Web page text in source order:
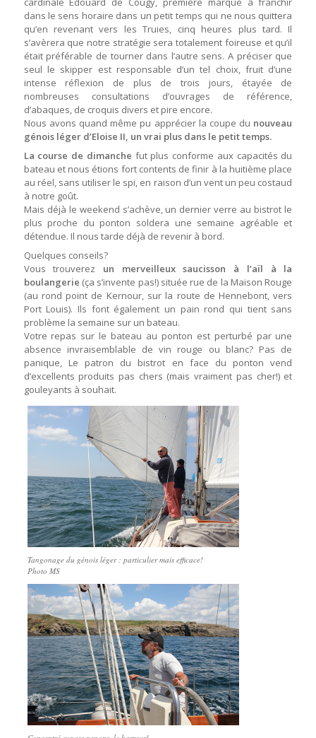
dans le sens horaire dans un petit temps qui ne nous quittera
qu’en revenant vers les Truies, cinq heures plus tard. Il
s’avèrera que notre stratégie sera totalement foireuse et qu’il
était préférable de tourner dans l’autre sens. A préciser que
seul le skipper est responsable d’un tel choix, fruit d’une
intense réflexion de plus de trois jours, étayée de
nombreuses consultations d’ouvrages de référence,
d’abaques, de croquis divers et pire encore.
Nous avons quand même pu apprécier la coupe du nouveau
génois léger d’Eloise II, un vrai plus dans le petit temps.
La course de dimanche fut plus conforme aux capacités du
bateau et nous étions fort contents de finir à la huitième place
au réel, sans utiliser le spi, en raison d’un vent un peu costaud
à notre goût.
Mais déjà le weekend s’achève, un dernier verre au bistrot le
plus proche du ponton soldera une semaine agréable et
détendue. Il nous tarde déjà de revenir à bord.
Quelques conseils?
Vous trouverez un merveilleux saucisson à l’aïl à la
boulangerie (ça s’invente pas!) située rue de la Maison Rouge
(au rond point de Kernour, sur la route de Hennebont, vers
Port Louis). Ils font également un pain rond qui tient sans
problème la semaine sur un bateau.
Votre repas sur le bateau au ponton est perturbé par une
absence invraisemblable de vin rouge ou blanc? Pas de
panique, Le patron du bistrot en face du ponton vend
d’excellents produits pas chers (mais vraiment pas cher!) et
gouleyants à souhait.
Tangonage du génois léger : particulier mais efficace!
Photo MS